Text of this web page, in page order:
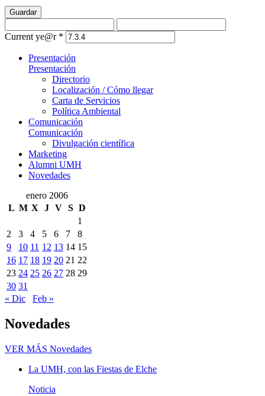
Guardar
Current ye@r *
Presentación
Presentación
Directorio
Localización / Cómo llegar
Carta de Servicios
Política Ambiental
Comunicación
Comunicación
Divulgación científica
Marketing
Alumni UMH
Novedades
enero 2006
L M X J V S D
1
2
3 4 5 6 7
8
9
10 11 12 13 14 15
16 17 18 19 20 21 22
23 24 25 26 27 28 29
30 31
« Dic
Feb »
Novedades
VER MÁS Novedades
La UMH, con las Fiestas de Elche
Noticia